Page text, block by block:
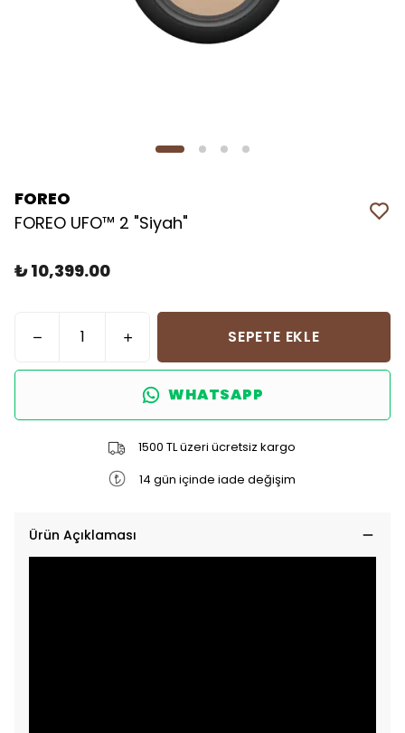
FOREO
FOREO UFO™ 2 "Siyah"
₺ 10,399.00
SEPETE EKLE
WHATSAPP
1500 TL üzeri ücretsiz kargo
14 gün içinde iade değişim
Ürün Açıklaması